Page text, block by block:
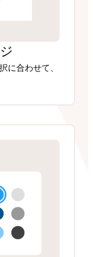
に合わせて、